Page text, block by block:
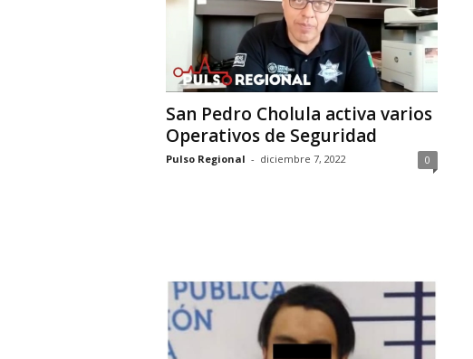
San Pedro Cholula activa varios
Operativos de Seguridad
Pulso Regional - diciembre 7, 2022 0